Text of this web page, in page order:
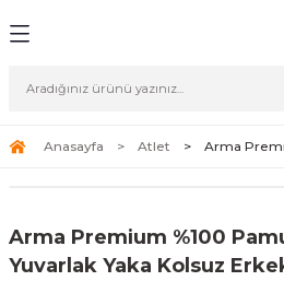
Anasayfa Atlet Arma
Arma Premium %100
Yuvarlak Yaka Kolsuz